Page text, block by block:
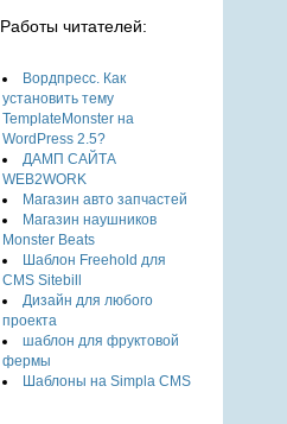
Работы читателей:
Вордпресс. Как
установить тему
TemplateMonster на
WordPress 2.5?
ДАМП САЙТА
WEB2WORK
Магазин авто запчастей
Магазин наушников
Monster Beats
Шаблон Freehold для
CMS Sitebill
Дизайн для любого
проекта
шаблон для фруктовой
фермы
Шаблоны на Simpla CMS